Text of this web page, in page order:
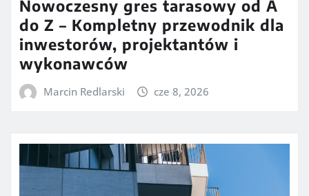
Nowoczesny gres tarasowy od A
do Z – Kompletny przewodnik dla
inwestorów, projektantów i
wykonawców
Marcin Redlarski cze 8, 2026